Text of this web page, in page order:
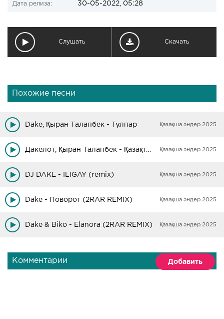
Дата релиза: 30-05-2022, 05:28
Слушать Скачать
Похожие песни
Dake, Қыран Талапбек - Тұлпар Қазақша әндер 2025
Дакелот, Қыран Талапбек - Қазақтың жігіттері арыстандай (Tulpar) Қазақша әндер 2025
DJ DAKE - ILIGAY (remix) Қазақша әндер 2025
Dake - Поворот (2RAR REMIX) Қазақша әндер 2025
Dake & Biko - Elanora (2RAR REMIX) Қазақша әндер 2025
Комментарии Добавить